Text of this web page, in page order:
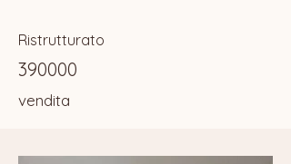
Ristrutturato
390000
vendita